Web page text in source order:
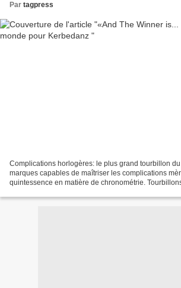
Par tagpress
Complications horlogères: le plus grand tourbillon
marques capables de maîtriser les complications
quintessence en matière de chronométrie.